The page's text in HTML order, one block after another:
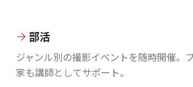
部活
ジャンル別の撮影イベントを随時開催。
家も講師としてサポート。